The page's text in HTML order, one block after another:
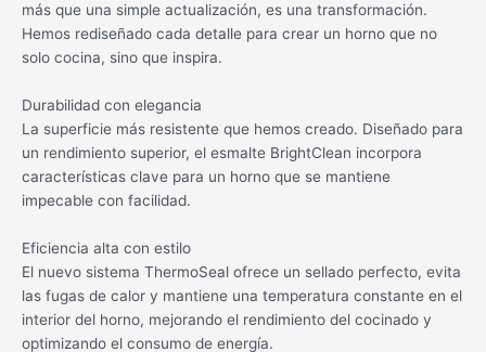
más que una simple actualización, es una transformación.
Hemos rediseñado cada detalle para crear un horno que no
solo cocina, sino que inspira.
Durabilidad con elegancia
La superficie más resistente que hemos creado. Diseñado para
un rendimiento superior, el esmalte BrightClean incorpora
características clave para un horno que se mantiene
impecable con facilidad.
Eficiencia alta con estilo
El nuevo sistema ThermoSeal ofrece un sellado perfecto, evita
las fugas de calor y mantiene una temperatura constante en el
interior del horno, mejorando el rendimiento del cocinado y
optimizando el consumo de energía.